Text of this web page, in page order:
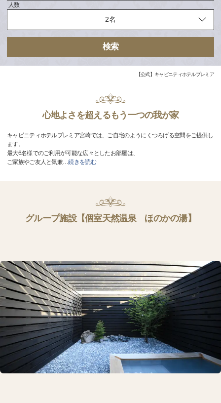
人数
検索
【公式】キャビニティホテルプレミア
心地よさを超えるもう一つの我が家
キャビニティホテルプレミア宮崎では、ご自宅のようにくつろげる空間をご提供し
ます。
最大6名様でのご利用が可能な広々としたお部屋は、
ご家族やご友人と気兼…続きを読む
グループ施設【個室天然温泉 ほのかの湯】